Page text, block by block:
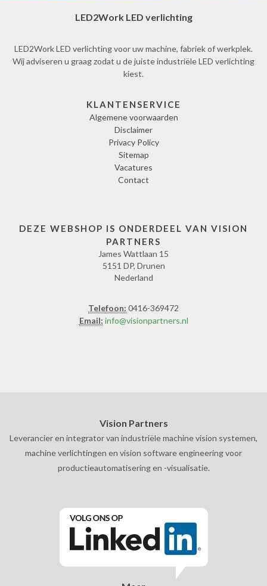
LED2Work LED verlichting
LED2Work LED verlichting voor uw machine, fabriek of werkplek.
Wij adviseren u graag zodat u de juiste industriële LED verlichting
kiest.
KLANTENSERVICE
Algemene voorwaarden
Disclaimer
Privacy Policy
Sitemap
Vacatures
Contact
DEZE WEBSHOP IS ONDERDEEL VAN VISION
PARTNERS
James Wattlaan 15
5151 DP, Drunen
Nederland
Telefoon: 0416-369472
Email: info@visionpartners.nl
Vision Partners
Leverancier en integrator van industriële machine vision systemen,
machine verlichtingen en vision software engineering voor
productieautomatisering en -visualisatie.